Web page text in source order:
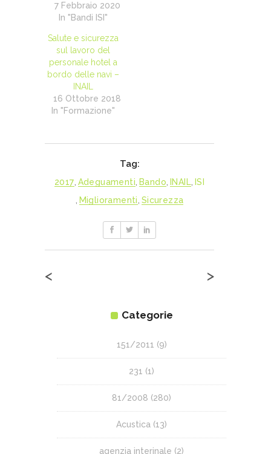
7 Febbraio 2020
In "Bandi ISI"
Salute e sicurezza
sul lavoro del
personale hotel a
bordo delle navi –
INAIL
16 Ottobre 2018
In "Formazione"
Tag:
2017, Adeguamenti, Bando, INAIL, ISI
, Miglioramenti, Sicurezza
< >
Categorie
151/2011 (9)
231 (1)
81/2008 (280)
Acustica (13)
agenzia interinale (2)